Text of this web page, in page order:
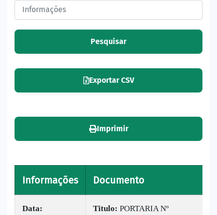
Pesquisar
Exportar CSV
Imprimir
Informações Documento
Data:
Titulo: PORTARIA Nº